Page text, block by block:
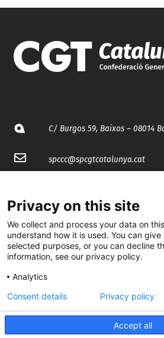
C/ Burgos 59, Baixos – 08014
spccc@spcgtcatalunya.cat
@CGTCatalunya
cgtcatalunya
cgtcatalunya
Privacy on this site
We collect and process your data on
understand how it is used. You can
selected purposes, or you can decline
information, see our privacy policy.
Analytics
Accept all
Consent details Privacy policy